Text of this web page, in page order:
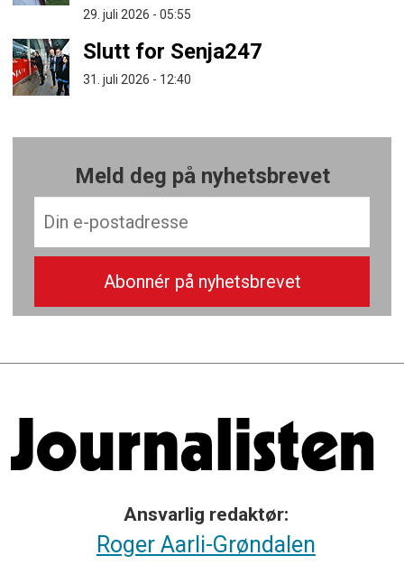
29. juli 2026 - 05:55
Slutt for Senja247
31. juli 2026 - 12:40
Meld deg på nyhetsbrevet
Ansvarlig redaktør:
Roger Aarli-Grøndalen